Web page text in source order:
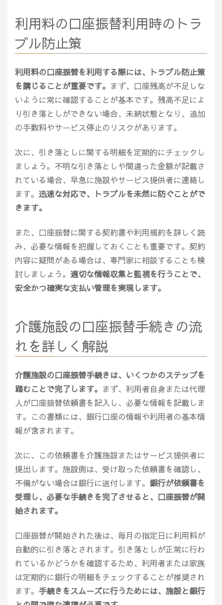
利用料の口座振替利用時のトラ
ブル防止策
利用料の口座振替を利用する際には、トラブル防止策
を講じることが重要です。 まず、口座残高が不足しな
いように常に確認することが基本です。残高不足によ
り引き落としができない場合、未納状態となり、追加
の手数料やサービス停止のリスクがあります。
次に、引き落としに関する明細を定期的にチェックし
ましょう。不明な引き落としや間違った金額が記載さ
れている場合、早急に施設やサービス提供者に連絡し
ます。 迅速な対応で、トラブルを未然に防ぐことがで
きます。
また、口座振替に関する契約書や利用規約を詳しく読
み、必要な情報を把握しておくことも重要です。契約
内容に疑問がある場合は、専門家に相談することも検
討しましょう。 適切な情報収集と監視を行うことで、
安全かつ確実な支払い管理を実現します。
介護施設の口座振替手続きの流
れを詳しく解説
介護施設の口座振替手続きは、いくつかのステップを
踏むことで完了します。 まず、利用者自身または代理
人が口座振替依頼書を記入し、必要な情報を記載しま
す。この書類には、銀行口座の情報や利用者の基本情
報が含まれます。
次に、この依頼書を介護施設またはサービス提供者に
提出します。施設側は、受け取った依頼書を確認し、
不備がない場合は銀行に送付します。 銀行が依頼書を
受理し、必要な手続きを完了させると、口座振替が開
始されます。
口座振替が開始された後は、毎月の指定日に利用料が
自動的に引き落とされます。引き落としが正常に行わ
れているかどうかを確認するため、利用者または家族
は定期的に銀行の明細をチェックすることが推奨され
ます。 手続きをスムーズに行うためには、施設と銀行